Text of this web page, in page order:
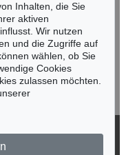
>
Inhalten, die Sie
aktiven
Wir nutzen
und die Zugriffe auf
wählen, ob Sie
Cookies
zulassen möchten.